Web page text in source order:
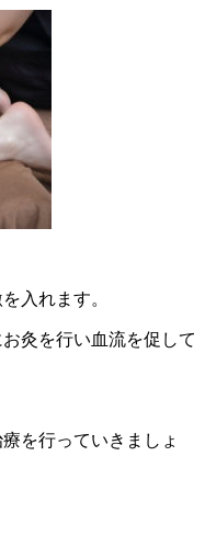
入れます。
灸を行い血流を促して
を行っていきましょ